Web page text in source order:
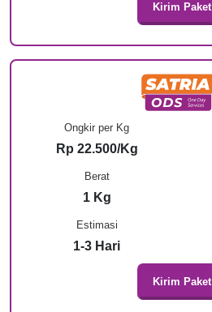
Kirim Paket
Ongkir per Kg
Rp 22.500/Kg
Berat
1 Kg
Estimasi
1-3 Hari
Kirim Paket